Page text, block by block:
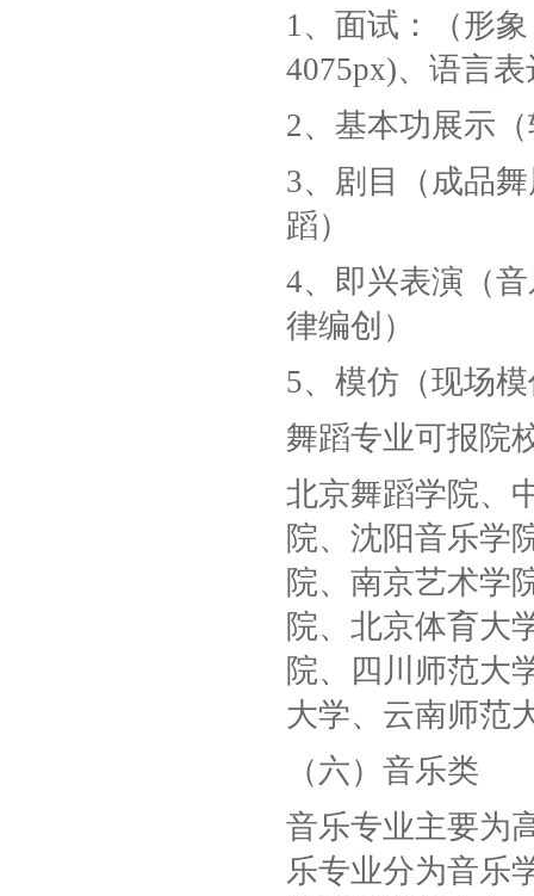
1、面试：（形
4075px)、语言
2、基本功展示
3、剧目（成品
蹈）
4、即兴表演（
律编创）
5、模仿（现场
舞蹈专业可报院
北京舞蹈学院、
院、沈阳音乐学
院、南京艺术学
院、北京体育大
院、四川师范大
大学、云南师范
（六）音乐类
音乐专业主要为
乐专业分为音乐